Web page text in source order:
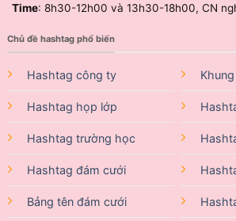
Time: 8h30-12h00 và 13h30-18h00, CN
Chủ đề hashtag phổ biến
Hashtag công ty
Hashtag họp lớp
Hashtag trường học
Hashtag đám cưới
Bảng tên đám cưới